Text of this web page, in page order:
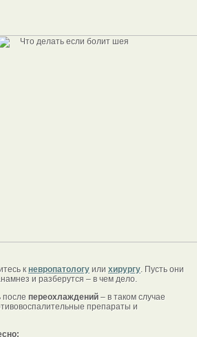
к невропатологу или хирургу. Пусть они
и разберутся – в чем дело.
после переохлаждений – в таком случае
препараты и